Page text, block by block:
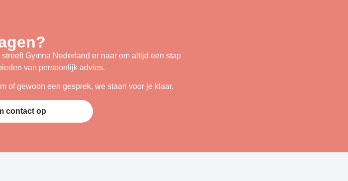
Gymna Nederland er naar om altijd een stap
van persoonlijk advies.
of gewoon een gesprek, we staan voor je klaar.
contact op